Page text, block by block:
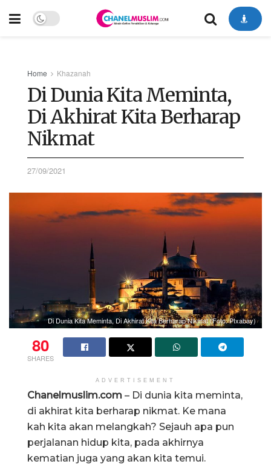
Home Khazanah
Di Dunia Kita Meminta,
Di Akhirat Kita Berharap
Nikmat
27/09/2021
Di Dunia Kita Meminta, Di Akhirat Kita Berharap Nikmat (Foto: PIxabay)
80
SHARES
ADVERTISEMENT
Chanelmuslim.com – Di dunia kita meminta,
di akhirat kita berharap nikmat. Ke mana
kah kita akan melangkah? Sejauh apa pun
perjalanan hidup kita, pada akhirnya
kematian juga yang akan kita temui.